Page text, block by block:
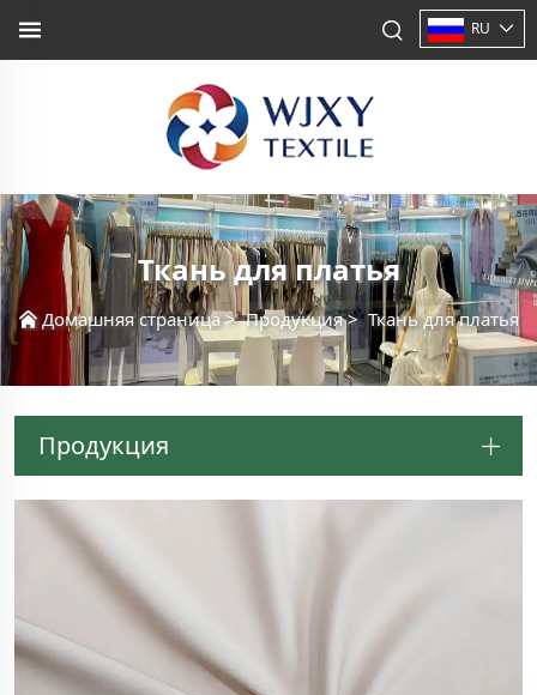
RU
Ткань для платья
Домашняя страница>Продукция>Ткань для платья
Продукция